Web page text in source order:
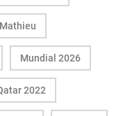
Mathieu
Mundial 2026
2022